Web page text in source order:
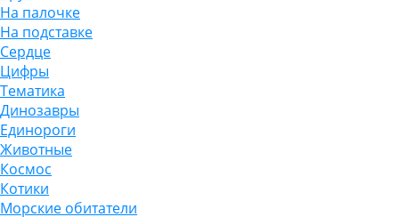
На палочке
На подставке
Сердце
Цифры
Тематика
Динозавры
Единороги
Животные
Космос
Котики
Морские обитатели